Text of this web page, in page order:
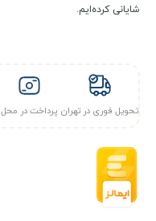
شایانی کرده‌ایم.
تحویل فوری در تهران پرداخت در محل